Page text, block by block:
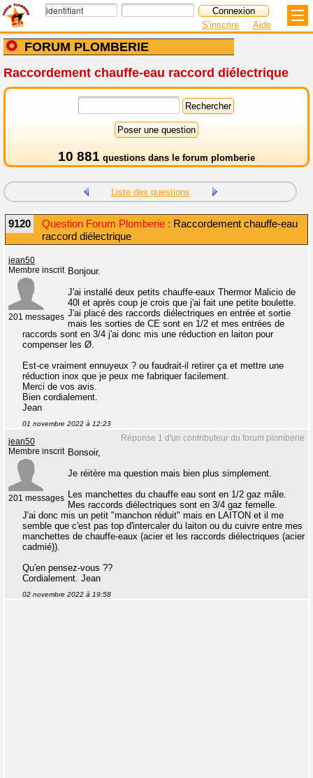
FORUM PLOMBERIE
S'inscrire Aide
Raccordement chauffe-eau raccord diélectrique
10 881 questions dans le forum plomberie
Liste des questions
9120 Question Forum Plomberie : Raccordement chauffe-eau
raccord diélectrique
jean50
Membre inscrit
201 messages
Bonjour.
J'ai installé deux petits chauffe-eaux Thermor Malicio de
40l et après coup je crois que j'ai fait une petite boulette.
J'ai placé des raccords diélectriques en entrée et sortie
mais les sorties de CE sont en 1/2 et mes entrées de
raccords sont en 3/4 j'ai donc mis une réduction en laiton pour
compenser les Ø.
Est-ce vraiment ennuyeux ? ou faudrait-il retirer ça et mettre une
réduction inox que je peux me fabriquer facilement.
Merci de vos avis.
Bien cordialement.
Jean
01 novembre 2022 à 12:23
Réponse 1 d'un contributeur du forum plomberie
jean50
Membre inscrit
201 messages
Bonsoir,
Je réitère ma question mais bien plus simplement.
Les manchettes du chauffe eau sont en 1/2 gaz mâle.
Mes raccords diélectriques sont en 3/4 gaz femelle.
J'ai donc mis un petit "manchon réduit" mais en LAITON et il me
semble que c'est pas top d'intercaler du laiton ou du cuivre entre mes
manchettes de chauffe-eaux (acier et les raccords diélectriques (acier
cadmié)).
Qu'en pensez-vous ??
Cordialement. Jean
02 novembre 2022 à 19:58